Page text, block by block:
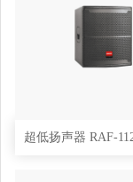
超低扬声器 RAF-